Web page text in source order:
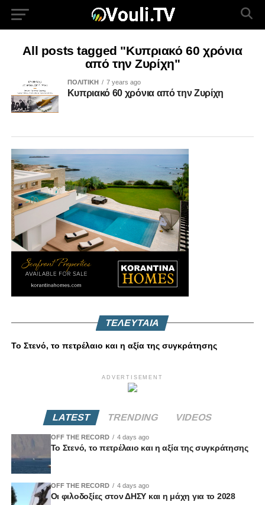
All posts tagged "Κυπριακό 60 χρόνια
από την Ζυρίχη"
ΠΟΛΙΤΙΚΗ 7 years ago
Κυπριακό 60 χρόνια από την Ζυρίχη
ΤΕΛΕΥΤΑΙΑ
Το Στενό, το πετρέλαιο και η αξία της συγκράτησης
ADVERTISEMENT
LATEST TRENDING VIDEOS
OFF THE RECORD 4 days ago
Το Στενό, το πετρέλαιο και η αξία της συγκράτησης
OFF THE RECORD 4 days ago
Οι φιλοδοξίες στον ΔΗΣΥ και η μάχη για το 2028